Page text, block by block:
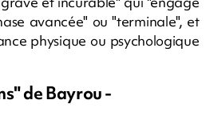
avancée" ou "terminale", et
physique ou psychologique
de Bayrou -